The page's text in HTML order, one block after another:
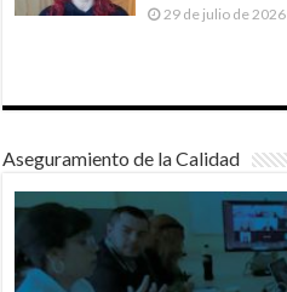
29 de julio de 2026
Aseguramiento de la Calidad